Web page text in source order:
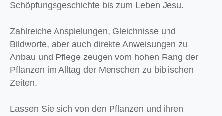
Schöpfungsgeschichte bis zum Leben Jesu.
Zahlreiche Anspielungen, Gleichnisse und
Bildworte, aber auch direkte Anweisungen zu
Anbau und Pflege zeugen vom hohen Rang der
Pflanzen im Alltag der Menschen zu biblischen
Zeiten.
Lassen Sie sich von den Pflanzen und ihren